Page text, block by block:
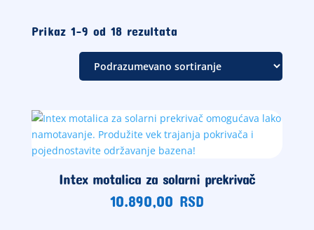
Prikaz 1–9 od 18 rezultata
Intex motalica za solarni prekrivač
10.890,00 RSD